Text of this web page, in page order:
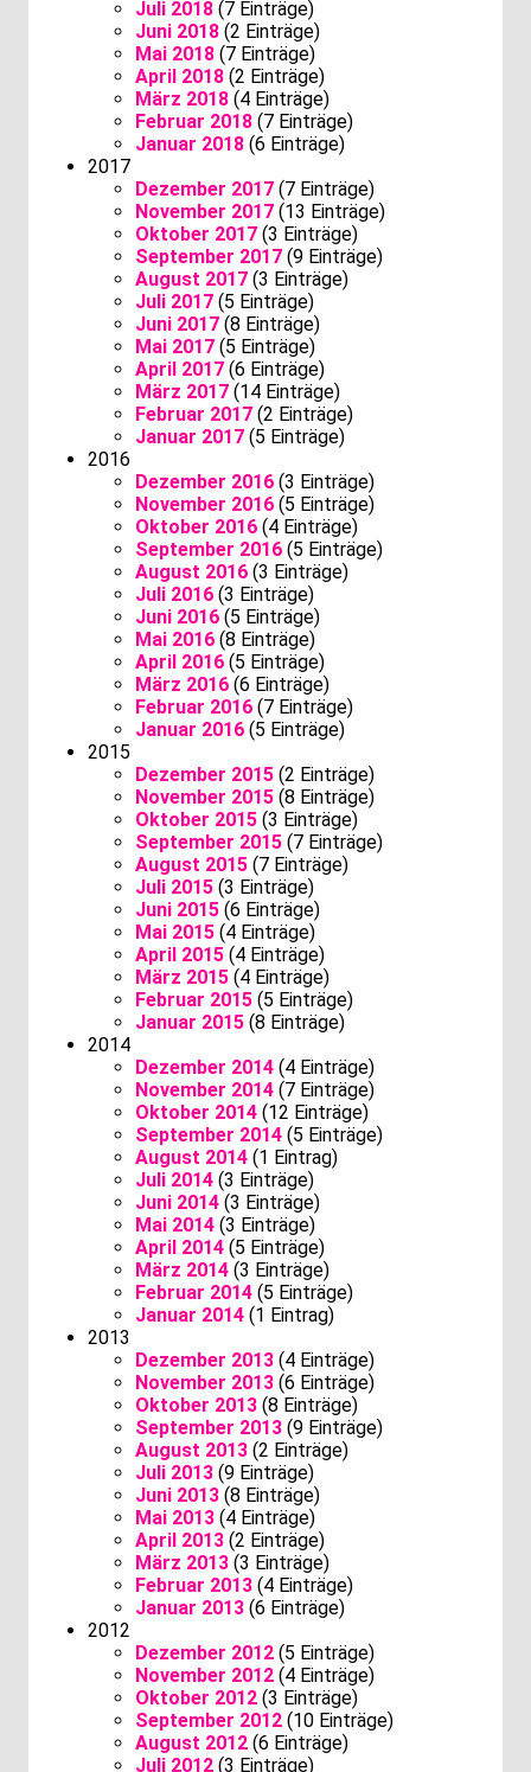
Juli 2018 (7 Einträge)
Juni 2018 (2 Einträge)
Mai 2018 (7 Einträge)
April 2018 (2 Einträge)
März 2018 (4 Einträge)
Februar 2018 (7 Einträge)
Januar 2018 (6 Einträge)
2017
Dezember 2017 (7 Einträge)
November 2017 (13 Einträge)
Oktober 2017 (3 Einträge)
September 2017 (9 Einträge)
August 2017 (3 Einträge)
Juli 2017 (5 Einträge)
Juni 2017 (8 Einträge)
Mai 2017 (5 Einträge)
April 2017 (6 Einträge)
März 2017 (14 Einträge)
Februar 2017 (2 Einträge)
Januar 2017 (5 Einträge)
2016
Dezember 2016 (3 Einträge)
November 2016 (5 Einträge)
Oktober 2016 (4 Einträge)
September 2016 (5 Einträge)
August 2016 (3 Einträge)
Juli 2016 (3 Einträge)
Juni 2016 (5 Einträge)
Mai 2016 (8 Einträge)
April 2016 (5 Einträge)
März 2016 (6 Einträge)
Februar 2016 (7 Einträge)
Januar 2016 (5 Einträge)
2015
Dezember 2015 (2 Einträge)
November 2015 (8 Einträge)
Oktober 2015 (3 Einträge)
September 2015 (7 Einträge)
August 2015 (7 Einträge)
Juli 2015 (3 Einträge)
Juni 2015 (6 Einträge)
Mai 2015 (4 Einträge)
April 2015 (4 Einträge)
März 2015 (4 Einträge)
Februar 2015 (5 Einträge)
Januar 2015 (8 Einträge)
2014
Dezember 2014 (4 Einträge)
November 2014 (7 Einträge)
Oktober 2014 (12 Einträge)
September 2014 (5 Einträge)
August 2014 (1 Eintrag)
Juli 2014 (3 Einträge)
Juni 2014 (3 Einträge)
Mai 2014 (3 Einträge)
April 2014 (5 Einträge)
März 2014 (3 Einträge)
Februar 2014 (5 Einträge)
Januar 2014 (1 Eintrag)
2013
Dezember 2013 (4 Einträge)
November 2013 (6 Einträge)
Oktober 2013 (8 Einträge)
September 2013 (9 Einträge)
August 2013 (2 Einträge)
Juli 2013 (9 Einträge)
Juni 2013 (8 Einträge)
Mai 2013 (4 Einträge)
April 2013 (2 Einträge)
März 2013 (3 Einträge)
Februar 2013 (4 Einträge)
Januar 2013 (6 Einträge)
2012
Dezember 2012 (5 Einträge)
November 2012 (4 Einträge)
Oktober 2012 (3 Einträge)
September 2012 (10 Einträge)
August 2012 (6 Einträge)
Juli 2012 (3 Einträge)